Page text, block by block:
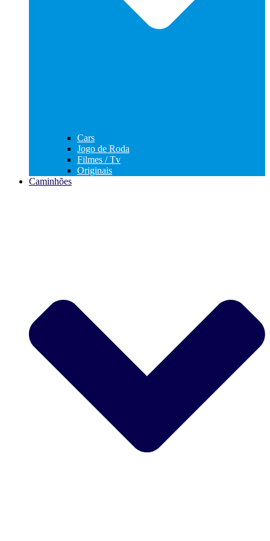
Cars
Jogo de Roda
Filmes / Tv
Originais
Caminhões